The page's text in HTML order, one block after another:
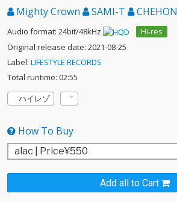
Mighty Crown SAMI-T CHEHON
Audio format: 24bit/48kHz
Hi-res
Original release date: 2021-08-25
Label: LIFESTYLE RECORDS
Total runtime: 02:55
ハイレゾ
How To Buy
Add all to Cart